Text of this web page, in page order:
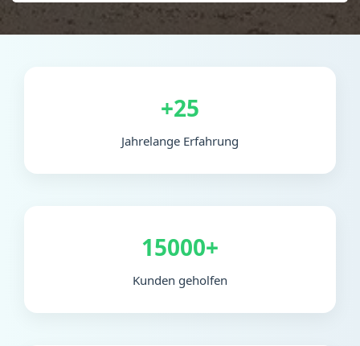
+25
Jahrelange Erfahrung
15000+
Kunden geholfen